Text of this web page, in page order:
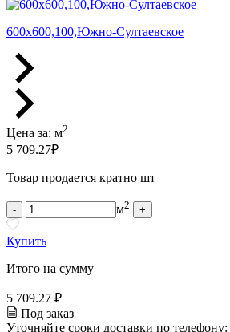
600х600,100,Южно-Султаевское
Цена за: м2
5 709.27₽
Товар продается кратно шт
- м2 +
Купить
Итого на сумму
5 709.27 ₽
Под заказ
Уточняйте сроки доставки по телефону: